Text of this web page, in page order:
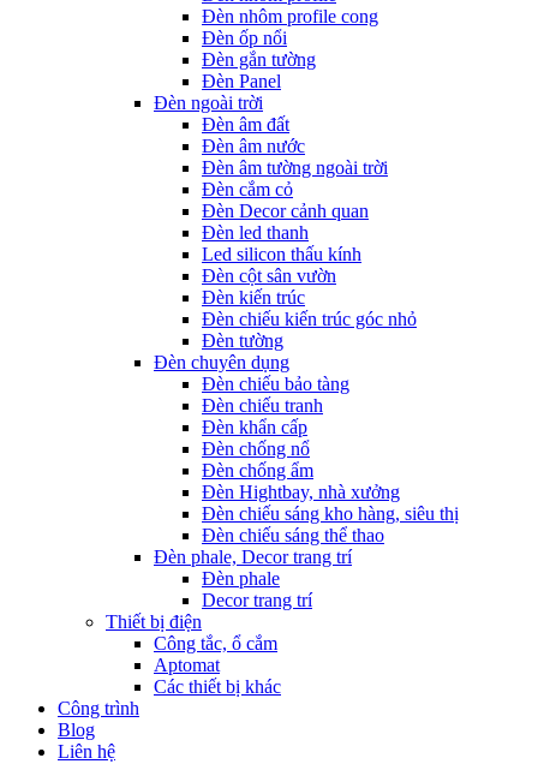
Đèn nhôm profile cong
Đèn ốp nổi
Đèn gắn tường
Đèn Panel
Đèn ngoài trời
Đèn âm đất
Đèn âm nước
Đèn âm tường ngoài trời
Đèn cắm cỏ
Đèn Decor cảnh quan
Đèn led thanh
Led silicon thấu kính
Đèn cột sân vườn
Đèn kiến trúc
Đèn chiếu kiến trúc góc nhỏ
Đèn tường
Đèn chuyên dụng
Đèn chiếu bảo tàng
Đèn chiếu tranh
Đèn khẩn cấp
Đèn chống nổ
Đèn chống ẩm
Đèn Hightbay, nhà xưởng
Đèn chiếu sáng kho hàng, siêu thị
Đèn chiếu sáng thể thao
Đèn phale, Decor trang trí
Đèn phale
Decor trang trí
Thiết bị điện
Công tắc, ổ cắm
Aptomat
Các thiết bị khác
Công trình
Blog
Liên hệ